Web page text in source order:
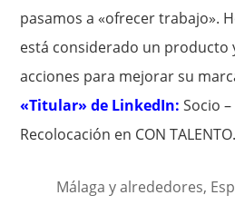
pasamos a «ofrecer trabajo».
está considerado un producto
acciones para mejorar su
«Titular» de LinkedIn:Socio
Recolocación en CON TALENTO.
Málaga y alrededores,